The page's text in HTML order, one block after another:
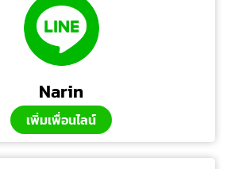
Narin
เพิ่มเพื่อนไลน์